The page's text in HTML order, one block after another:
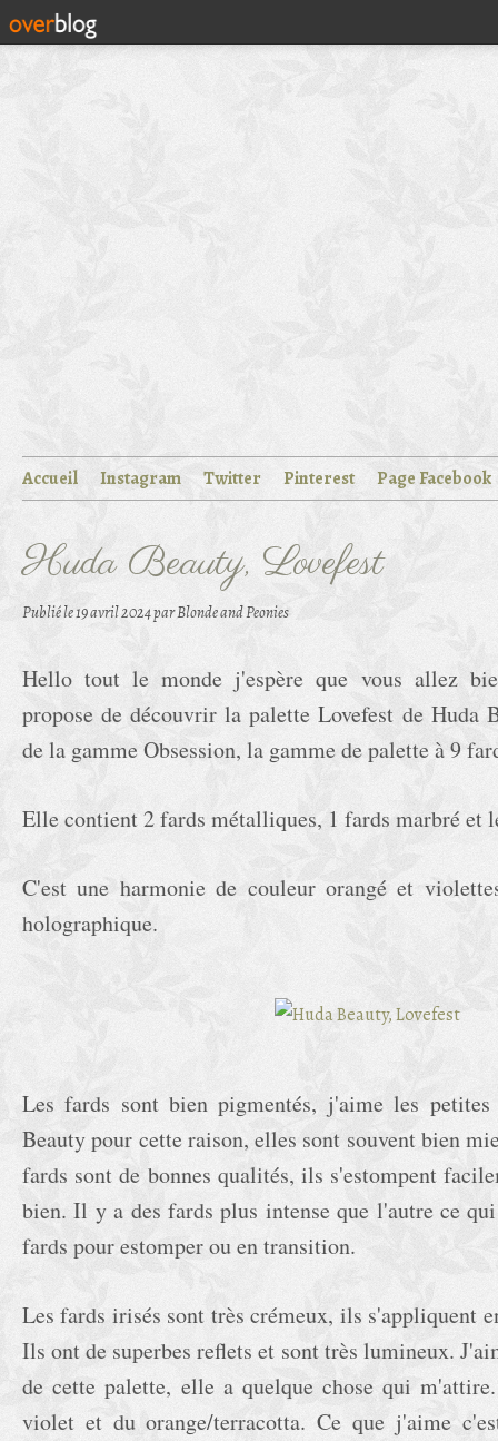
Accueil Instagram Twitter Pinterest Page Facebook
Huda Beauty, Lovefest
Publié le19 avril 2024par Blonde and Peonies
Hello tout le monde j'espère que vous allez
propose de découvrir la palette Lovefest de Huda
de la gamme Obsession, la gamme de palette à 9
Elle contient 2 fards métalliques, 1 fards marbré et
C'est une harmonie de couleur orangé et
holographique.
Les fards sont bien pigmentés, j'aime les
Beauty pour cette raison, elles sont souvent bien
fards sont de bonnes qualités, ils s'estompent
bien. Il y a des fards plus intense que l'autre ce
fards pour estomper ou en transition.
Les fards irisés sont très crémeux, ils s'appliquent
Ils ont de superbes reflets et sont très lumineux.
de cette palette, elle a quelque chose qui
violet et du orange/terracotta.Ce que j'aime